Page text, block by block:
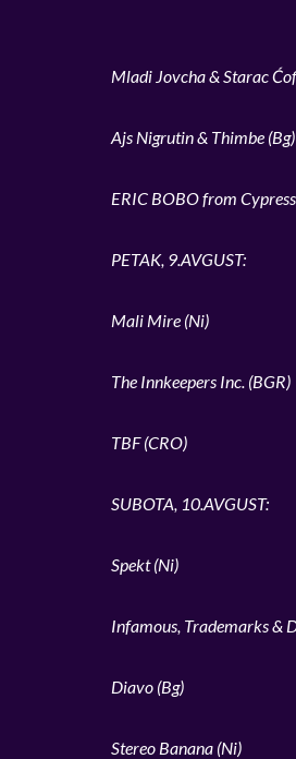
Mladi Jovcha & Starac
Ajs Nigrutin & Thimbe (Bg)
ERIC BOBO from
PETAK, 9.AVGUST:
Mali Mire (Ni)
The Innkeepers Inc. (BGR)
TBF (CRO)
SUBOTA, 10.AVGUST:
Spekt (Ni)
Infamous, Trademarks &
Diavo (Bg)
Stereo Banana (Ni)